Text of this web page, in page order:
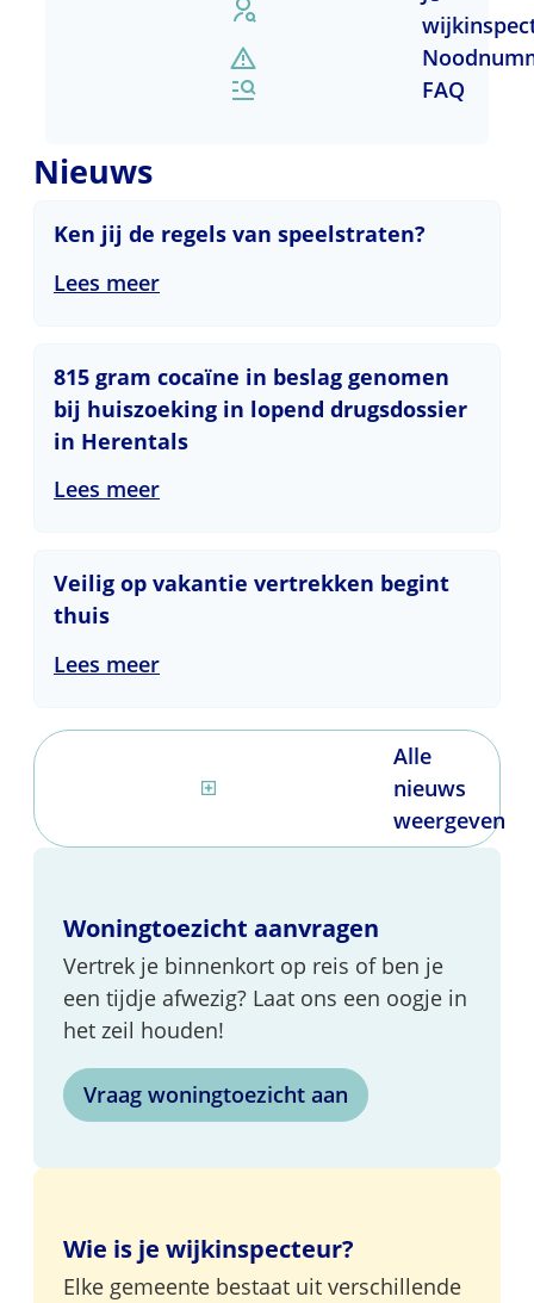
FAQ
Nieuws
Ken jij de regels van speelstraten?
Lees meer
815 gram cocaïne in beslag genomen
bij huiszoeking in lopend drugsdossier
in Herentals
Lees meer
Veilig op vakantie vertrekken begint
thuis
Lees meer
Alle
nieuws
weergeven
Woningtoezicht aanvragen
Vertrek je binnenkort op reis of ben je
een tijdje afwezig? Laat ons een oogje in
het zeil houden!
Vraag woningtoezicht aan
Wie is je wijkinspecteur?
Elke gemeente bestaat uit verschillende